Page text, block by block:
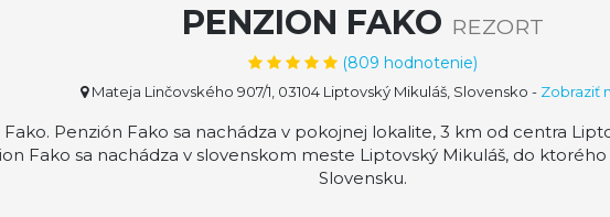
PENZION FAKO REZORT
(809 hodnotenie)
Mateja Linčovského 907/1, 03104 Liptovský Mikuláš, Slovensko - Zobraziť
Penzión Fako sa nachádza v pokojnej lokalite, 3 km od centra
Fako sa nachádza v slovenskom meste Liptovský Mikuláš, do
Slovensku.